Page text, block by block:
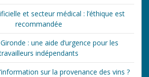
et secteur médical : l’éthique est
recommandée
: une aide d’urgence pour les
indépendants
sur la provenance des vins ?